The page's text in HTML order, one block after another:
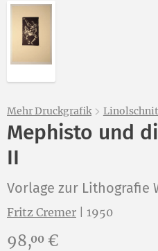
Mehr Druckgrafik
Mephisto und
II
Vorlage zur Lithografie
Fritz Cremer 1950
Preis:
98,00 €